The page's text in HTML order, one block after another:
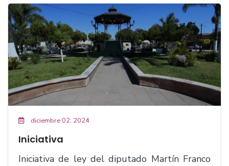
diciembre 02, 2024
Iniciativa
Iniciativa de ley del diputado Martín Franco